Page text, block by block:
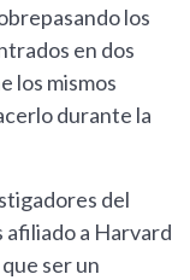
los
en dos
los mismos
durante la
del
a Harvard
ser un